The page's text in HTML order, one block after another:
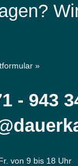
»
- 943
von 9 bis 18 Uhr